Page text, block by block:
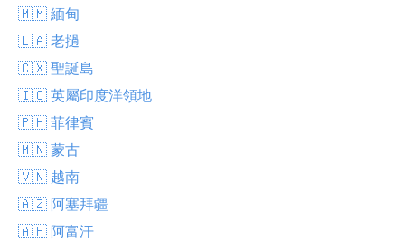
🇲🇲 緬甸
🇱🇦 老撾
🇨🇽 聖誕島
🇮🇴 英屬印度洋領地
🇵🇭 菲律賓
🇲🇳 蒙古
🇻🇳 越南
🇦🇿 阿塞拜疆
🇦🇫 阿富汗